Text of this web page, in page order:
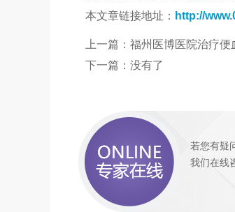
本文章链接地址： http://
上一篇： 福州医博医院治疗便
下一篇：没有了
若您有疑
我们在线